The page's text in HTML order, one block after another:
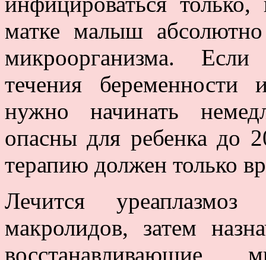
матке малыш
микроорганизма.
течения беременности
нужно начинать
опасны для ребенка до
терапию должен только
Лечится
макролидов, затем